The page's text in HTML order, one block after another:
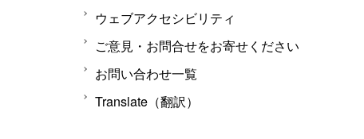
ウェブアクセシビリティ
ご意見・お問合せをお寄せください
お問い合わせ一覧
Translate（翻訳）